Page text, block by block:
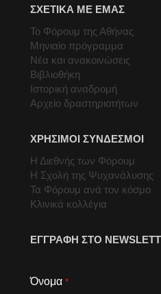
ΣΧΕΤΙΚΑ ΜΕ ΕΜΑΣ
Το Φόρουμ της Αθήνας
Μηνιαίο πρόγραμμα
Νέα και ανακοινώσεις
Βιβλιοθήκη
Ιστορική αναδρομή
Αρχείο δραστηριοτήτων
ΧΡΗΣΙΜΟΙ ΣΥΝΔΕΣΜΟΙ
Η Διεθνής των Φόρουμ
Η Σχολή της Ψυχανάλυσης
Τα Φόρουμ ανά τον κόσμο
Κλινικά κολλέγια
ΕΓΓΡΑΦΗ ΣΤΟ
Όνομα *